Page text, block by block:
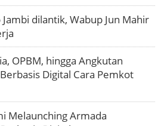
dilantik, Wabup Jun Mahir
OPBM, hingga Angkutan
Digital Cara Pemkot
Melaunching Armada